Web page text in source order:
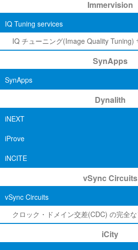
Immervision
IQ Tuning services
IQ チューニング(Image Quality Tuning)
SynApps
SynApps
Dynalith
iNEXT
iProve
iNCITE
vSync Circuits
vSync Circuits
クロック・ドメイン交差(CDC) の完全
iCity